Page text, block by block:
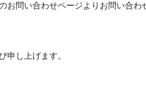
問い合わせページよりお問い合わ
申し上げます。